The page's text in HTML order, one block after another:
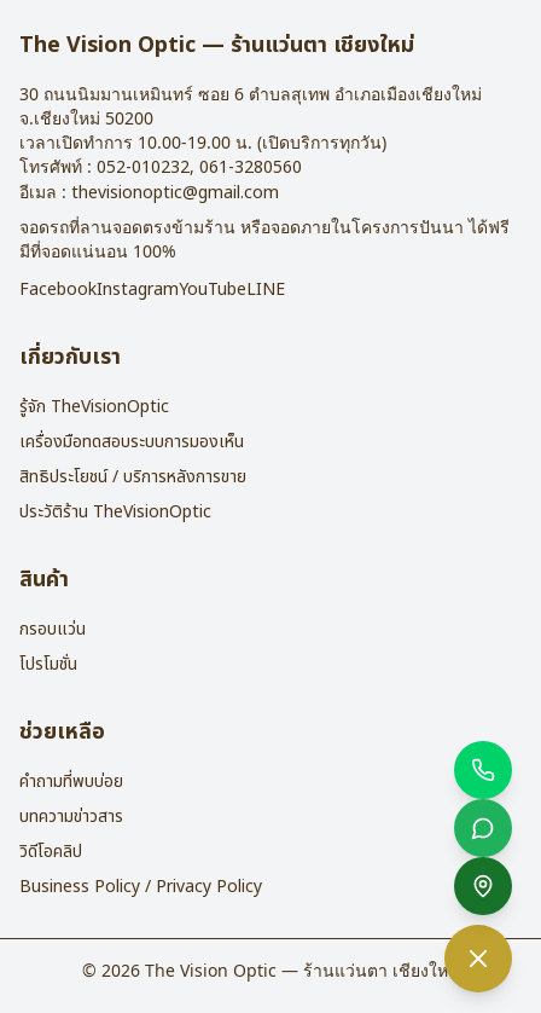
The Vision Optic — ร้านแว่นตา เชียงใหม่
30 ถนนนิมมานเหมินทร์ ซอย 6 ตำบลสุเทพ อำเภอเมืองเชียงใหม่
จ.เชียงใหม่ 50200
เวลาเปิดทำการ 10.00-19.00 น. (เปิดบริการทุกวัน)
โทรศัพท์ : 052-010232, 061-3280560
อีเมล : thevisionoptic@gmail.com
จอดรถที่ลานจอดตรงข้ามร้าน หรือจอดภายในโครงการปันนา ได้ฟรี
มีที่จอดแน่นอน 100%
FacebookInstagramYouTubeLINE
เกี่ยวกับเรา
รู้จัก TheVisionOptic
เครื่องมือทดสอบระบบการมองเห็น
สิทธิประโยชน์ / บริการหลังการขาย
ประวัติร้าน TheVisionOptic
สินค้า
กรอบแว่น
โปรโมชั่น
ช่วยเหลือ
คำถามที่พบบ่อย
บทความข่าวสาร
วิดีโอคลิป
Business Policy / Privacy Policy
© 2026 The Vision Optic — ร้านแว่นตา เชียงใหม่